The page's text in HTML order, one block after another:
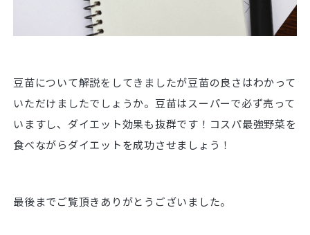
豆苗について解説をしてきましたが豆苗の良さはわかって
いただけましたでしょうか。豆苗はスーパーで必ず売って
いますし、ダイエット効果も抜群です！コスパ最強野菜を
食べながらダイエットを成功させましょう！
最後までご覧頂きありがとうございました。